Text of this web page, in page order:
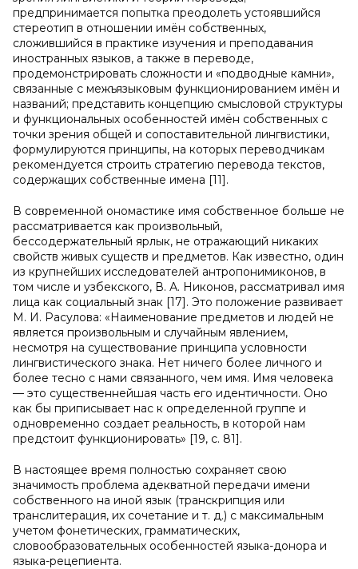
предпринимается попытка преодолеть устоявшийся
стереотип в отношении имён собственных,
сложившийся в практике изучения и преподавания
иностранных языков, а также в переводе,
продемонстрировать сложности и «подводные камни»,
связанные с межъязыковым функционированием имён и
названий; представить концепцию смысловой структуры
и функциональных особенностей имён собственных с
точки зрения общей и сопоставительной лингвистики,
формулируются принципы, на которых переводчикам
рекомендуется строить стратегию перевода текстов,
содержащих собственные имена [11].
В современной ономастике имя собственное больше не
рассматривается как произвольный,
бессодержательный ярлык, не отражающий никаких
свойств живых существ и предметов. Как известно, один
из крупнейших исследователей антропонимиконов, в
том числе и узбекского, В. А. Никонов, рассматривал имя
лица как социальный знак [17]. Это положение развивает
М. И. Расулова: «Наименование предметов и людей не
является произвольным и случайным явлением,
несмотря на существование принципа условности
лингвистического знака. Нет ничего более личного и
более тесно с нами связанного, чем имя. Имя человека
— это существеннейшая часть его идентичности. Оно
как бы приписывает нас к определенной группе и
одновременно создает реальность, в которой нам
предстоит функционировать» [19, с. 81].
В настоящее время полностью сохраняет свою
значимость проблема адекватной передачи имени
собственного на иной язык (транскрипция или
транслитерация, их сочетание и т. д.) с максимальным
учетом фонетических, грамматических,
словообразовательных особенностей языка-донора и
языка-рецепиента.